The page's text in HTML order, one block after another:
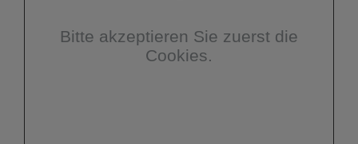
Bitte akzeptieren Sie zuerst die
Cookies.